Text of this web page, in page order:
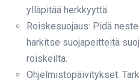
ylläpitää herkkyyttä.
Roiskesuojaus: Pidä
harkitse suojapeitteitä
roiskeilta.
Ohjelmistopäivitykset: